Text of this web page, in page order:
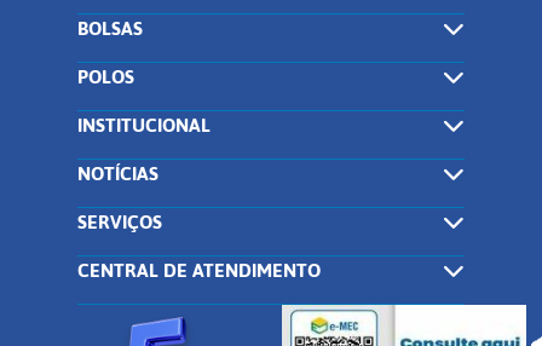
BOLSAS
POLOS
INSTITUCIONAL
NOTÍCIAS
SERVIÇOS
CENTRAL DE ATENDIMENTO